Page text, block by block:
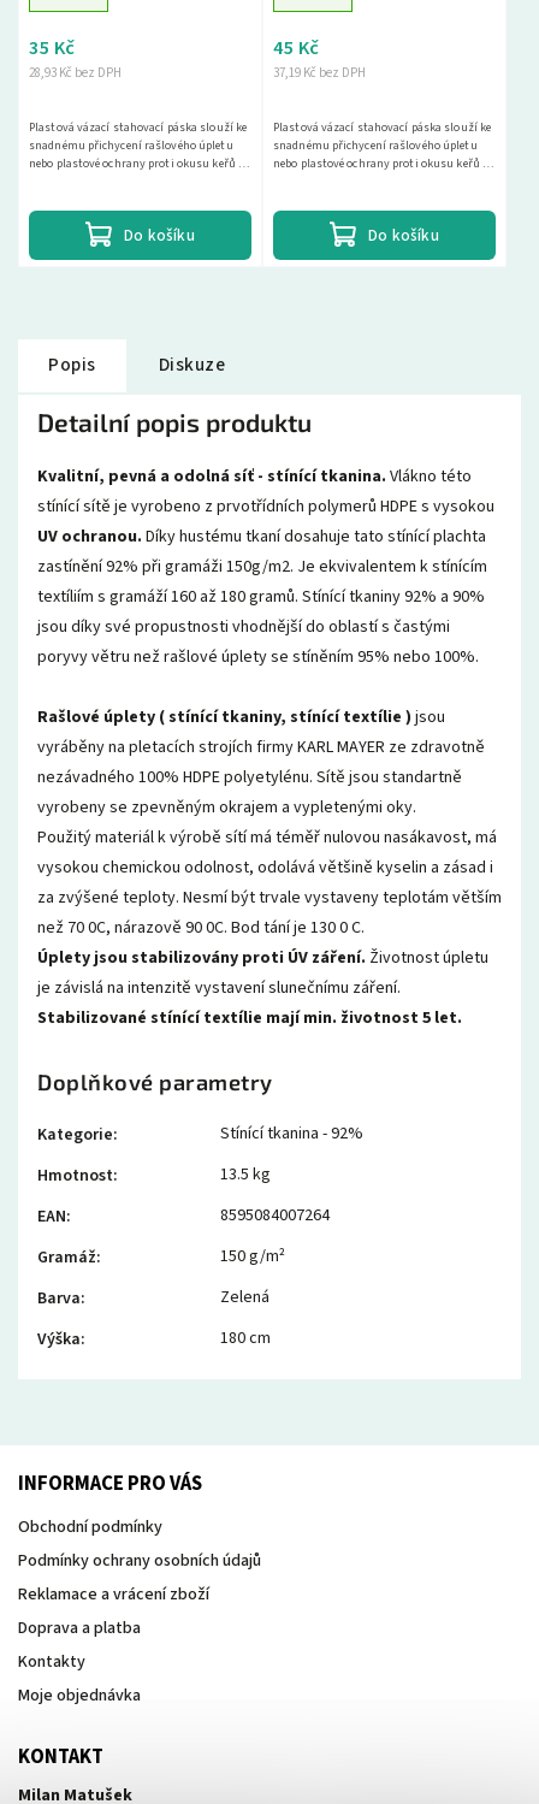
28,93 Kč bez DPH
35 Kč
Do košíku
Plastová vázací stahovací páska slouží ke
snadnému přichycení rašlového úpletu
nebo plastové ochrany proti okusu keřů a
37,19 Kč bez DPH
45 Kč
Do košíku
Plastová vázací stahovací páska slouží ke
snadnému přichycení rašlového úpletu
nebo plastové ochrany proti okusu keřů a
Popis Diskuze
Detailní popis produktu
Kvalitní, pevná a odolná síť - stínící tkanina. Vlákno této
stínící sítě je vyrobeno z prvotřídních polymerů HDPE s vysokou
UV ochranou. Díky hustému tkaní dosahuje tato stínící plachta
zastínění 92% při gramáži 150g/m2. Je ekvivalentem k stínícím
textíliím s gramáží 160 až 180 gramů. Stínící tkaniny 92% a 90%
jsou díky své propustnosti vhodnější do oblastí s častými
poryvy větru než rašlové úplety se stíněním 95% nebo 100%.
Rašlové úplety ( stínící tkaniny, stínící textílie ) jsou
vyráběny na pletacích strojích firmy KARL MAYER ze zdravotně
nezávadného 100% HDPE polyetylénu. Sítě jsou standartně
vyrobeny se zpevněným okrajem a vypletenými oky.
Použitý materiál k výrobě sítí má téměř nulovou nasákavost, má
vysokou chemickou odolnost, odolává většině kyselin a zásad i
za zvýšené teploty. Nesmí být trvale vystaveny teplotám větším
než 70 0C, nárazově 90 0C. Bod tání je 130 0 C.
Úplety jsou stabilizovány proti ÚV záření. Životnost úpletu
je závislá na intenzitě vystavení slunečnímu záření.
Stabilizované stínící textílie mají min. životnost 5 let.
Doplňkové parametry
Kategorie:
Stínící tkanina - 92%
Hmotnost:
13.5 kg
EAN:
8595084007264
Gramáž:
150 g/m²
Barva:
Zelená
Výška: 180 cm
INFORMACE PRO VÁS
Obchodní podmínky
Podmínky ochrany osobních údajů
Reklamace a vrácení zboží
Doprava a platba
Kontakty
Moje objednávka
KONTAKT
Milan Matušek